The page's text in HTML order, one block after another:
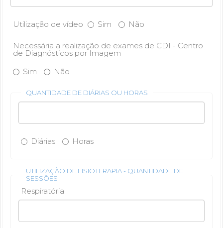
Utilização de vídeo Sim Não
Necessária a realização de exames de CDI - Centro
de Diagnósticos por Imagem
Sim
Não
QUANTIDADE DE DIÁRIAS OU HORAS
Diárias Horas
UTILIZAÇÃO DE FISIOTERAPIA - QUANTIDADE DE
SESSÕES
Respiratória